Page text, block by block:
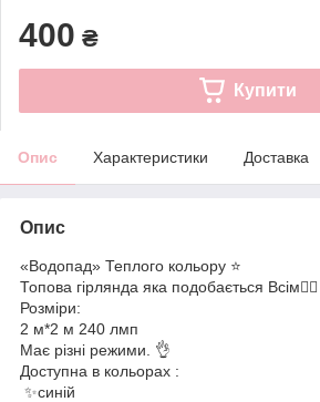
400 ₴
Купити
Опис Характеристики Доставка
Опис
«Водопад» Теплого кольору ⭐️
Топова гірлянда яка подобається Всім☝🏻
Розміри:
2 м*2 м 240 лмп
Має різні режими. 👌
Доступна в кольорах :
✨синій